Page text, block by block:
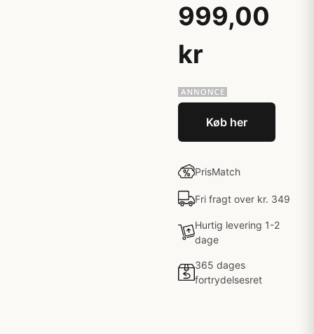
999,00
kr
Køb her
PrisMatch
Fri fragt over kr. 349
Hurtig levering 1-2
dage
365 dages
fortrydelsesret